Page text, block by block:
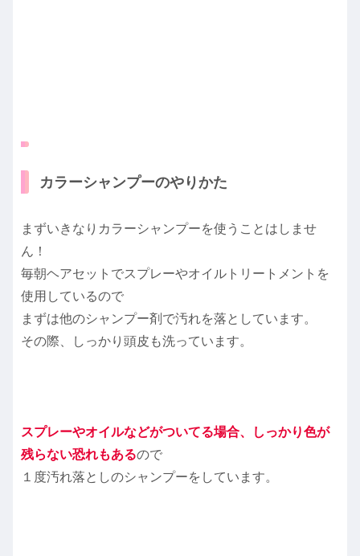
カラーシャンプーのやりかた
まずいきなりカラーシャンプーを使うことはしませ
ん！
毎朝ヘアセットでスプレーやオイルトリートメントを
使用しているので
まずは他のシャンプー剤で汚れを落としています。
その際、しっかり頭皮も洗っています。
スプレーやオイルなどがついてる場合、しっかり色が
残らない恐れもあるので
１度汚れ落としのシャンプーをしています。